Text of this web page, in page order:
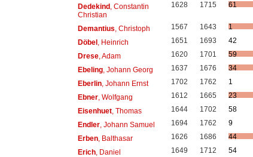
Dedekind, Constantin
Christian
1628 1715 61
Demantius , Christoph 1567 1643
1
Döbel, Heinrich 1651 1693
42
Drese, Adam 1620 1701
59
Ebeling, Johann Georg 1637 1676
34
Eberlin, Johann Ernst 1702 1762
1
Ebner, Wolfgang 1612 1665
23
Eisenhuet, Thomas 1644 1702
58
Endler, Johann Samuel 1694 1762
9
Erben, Balthasar 1626 1686
44
Erich, Daniel 1649 1712
54